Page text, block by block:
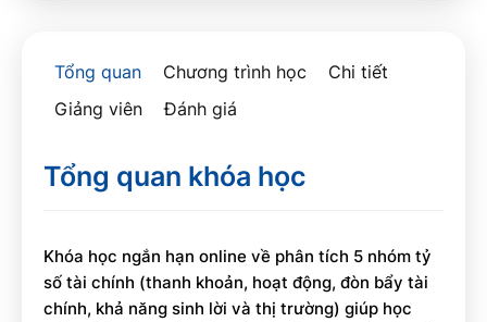
Tổng quan Chương trình học
Chi tiết
Giảng viên
Đánh giá
Tổng quan khóa học
Khóa học ngắn hạn online về phân tích 5 nhóm tỷ
số tài chính (thanh khoản, hoạt động, đòn bẩy tài
chính, khả năng sinh lời và thị trường) giúp học